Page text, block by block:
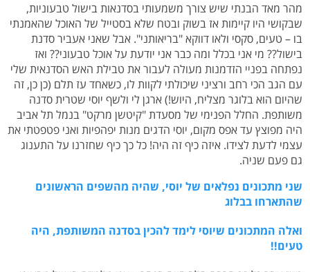
מהר מאד הבנתי שיש צורך משמעותי בסדנאות בישול טבעוניות,
שבקושי היו קיימות אז בשוק ובטח שלא בסטייל של האוכל שהאמנתי
בו – טעים, סקסי ולאו דווקא "בריאותני". אבל שאני אעביר סדנת
בישול?? מי אני בכלל ומה כבר אני יודעת על אוכל טבעוני?? ואז
נפתחה בפניי הזדמנות מעולה לעבור את טבילת האש הסדנאית שלי
עם הגב הכי רחב ורציני שיכולתי לקוות לו, כשאחד עז תלם (כן כן, זה
שהיום הוא בלוגר מצליח, היוש!) ארגן לי ולשף יוסי שטרית סדנה
משותפת. החלל הפנימי של מסעדת "קיטשן מרקט" בנמל תל אביב
היה מפוצץ עד אפס מקום, יוסי הדגים מנות יפהפיות ואני פטפטתי את
עצמי לדעת לצידו. איזה כיף זה היה! כל כך כיף שחזרנו על התענוג
גם פעם שניה.
שני מתכונים נפלאים של יוסי, שהיה מהשפים הראשונים
שהתארחו בבלוג
ואלה המתכונים שיוסי לימד להכין בסדנה המשותפת, היה
טעים!!